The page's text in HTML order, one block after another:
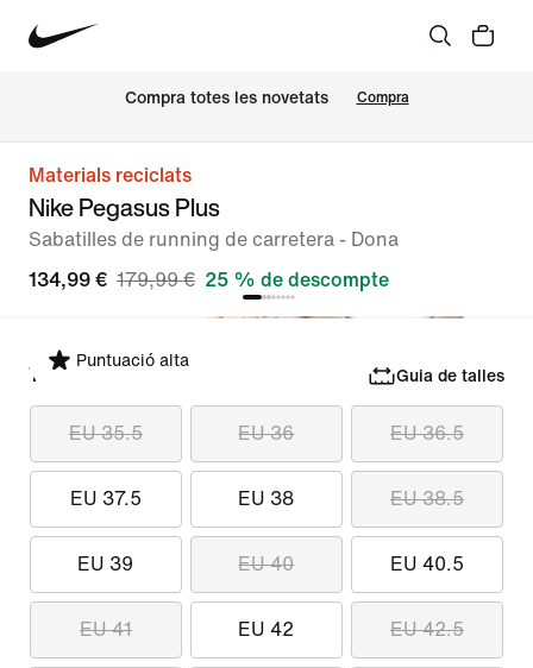
Compra totes les novetats Compra
Materials reciclats
Nike Pegasus Plus
Sabatilles de running de carretera - Dona
134,99 € 179,99 € 25 % de descompte
Puntuació alta
Tria una talla Guia de talles
EU 35.5 EU 36 EU 36.5
EU 37.5 EU 38 EU 38.5
EU 39 EU 40 EU 40.5
EU 41 EU 42 EU 42.5